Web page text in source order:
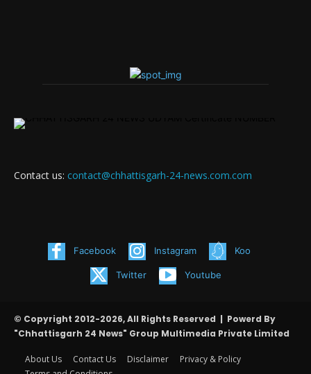
Contact us: contact@chhattisgarh-24-news.com.com
Facebook Instagram Koo
Twitter Youtube
© Copyright 2012-2026, All Rights Reserved | Powerd By
"Chhattisgarh 24 News" Group Multimedia Private Limited
About Us Contact Us Disclaimer
Privacy & Policy